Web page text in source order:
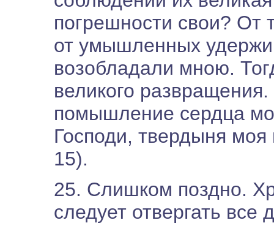
погрешности свои? От
от умышленных
возобладали мною.
великого
помышление сердца
Господи, твердыня
15).
25. Слишком поздно.
следует отвергать все